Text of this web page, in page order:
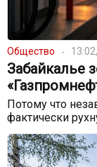
Общество
Забайкалье
Потому что
фактически